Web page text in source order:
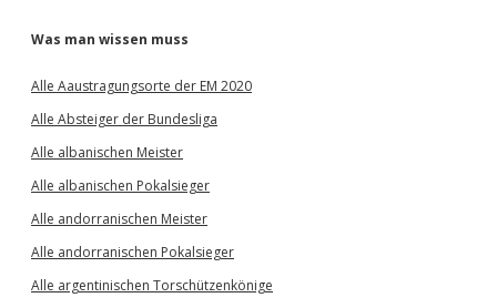
Was man wissen muss
Alle Aaustragungsorte der EM 2020
Alle Absteiger der Bundesliga
Alle albanischen Meister
Alle albanischen Pokalsieger
Alle andorranischen Meister
Alle andorranischen Pokalsieger
Alle argentinischen Torschützenkönige